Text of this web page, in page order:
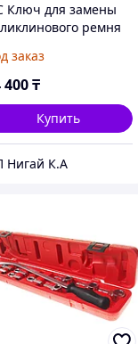
Ключ для замены
ремня
заказ
400₸
Купить
Нигай К.А